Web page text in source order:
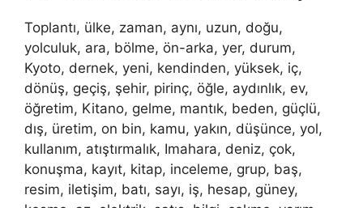
Toplantı, ülke, zaman, aynı, uzun, doğu,
yolculuk, ara, bölme, ön-arka, yer, durum,
Kyoto, dernek, yeni, kendinden, yüksek, iç,
dönüş, geçiş, şehir, pirinç, öğle, aydınlık, ev,
öğretim, Kitano, gelme, mantık, beden, güçlü,
dış, üretim, on bin, kamu, yakın, düşünce, yol,
kullanım, atıştırmalık, Imahara, deniz, çok,
konuşma, kayıt, kitap, inceleme, grup, baş,
resim, iletişim, batı, sayı, iş, hesap, güney,